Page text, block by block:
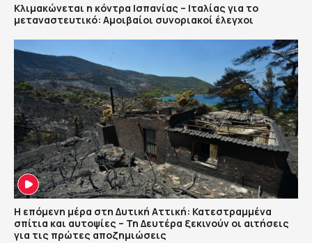
Κλιμακώνεται η κόντρα Ισπανίας – Ιταλίας για το
μεταναστευτικό: Αμοιβαίοι συνοριακοί έλεγχοι
Η επόμενη μέρα στη Δυτική Αττική: Κατεστραμμένα
σπίτια και αυτοψίες – Τη Δευτέρα ξεκινούν οι αιτήσεις
για τις πρώτες αποζημιώσεις